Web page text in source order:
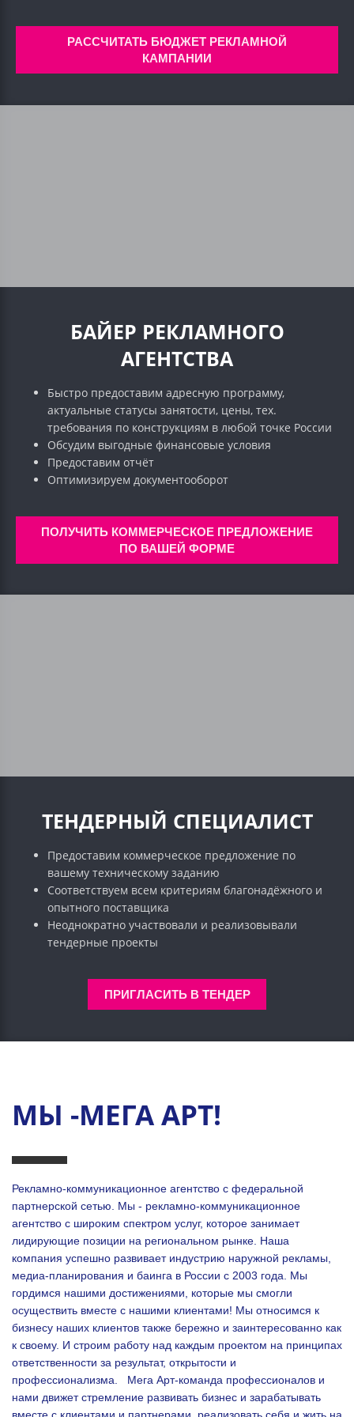
РАССЧИТАТЬ БЮДЖЕТ РЕКЛАМНОЙ
КАМПАНИИ
БАЙЕР РЕКЛАМНОГО
АГЕНТСТВА
Быстро предоставим адресную программу,
актуальные статусы занятости, цены, тех.
требования по конструкциям в любой точке России
Обсудим выгодные финансовые условия
Предоставим отчёт
Оптимизируем документооборот
ПОЛУЧИТЬ КОММЕРЧЕСКОЕ ПРЕДЛОЖЕНИЕ
ПО ВАШЕЙ ФОРМЕ
ТЕНДЕРНЫЙ СПЕЦИАЛИСТ
Предоставим коммерческое предложение по
вашему техническому заданию
Соответствуем всем критериям благонадёжного и
опытного поставщика
Неоднократно участвовали и реализовывали
тендерные проекты
ПРИГЛАСИТЬ В ТЕНДЕР
МЫ -МЕГА АРТ!
Рекламно-коммуникационное агентство с федеральной
партнерской сетью. Мы - рекламно-коммуникационное
агентство с широким спектром услуг, которое занимает
лидирующие позиции на региональном рынке. Наша
компания успешно развивает индустрию наружной рекламы,
медиа-планирования и баинга в России с 2003 года. Мы
гордимся нашими достижениями, которые мы смогли
осуществить вместе с нашими клиентами! Мы относимся к
бизнесу наших клиентов также бережно и заинтересованно как
к своему. И строим работу над каждым проектом на принципах
ответственности за результат, открытости и
профессионализма. Мега Арт-команда профессионалов и
нами движет стремление развивать бизнес и зарабатывать